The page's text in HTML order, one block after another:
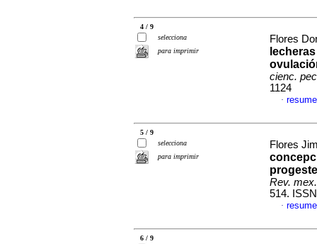
4 / 9
selecciona
para imprimir
Flores
cienc.
1124
·
5 / 9
selecciona
para imprimir
Flores
Rev.
514.
·
6 / 9